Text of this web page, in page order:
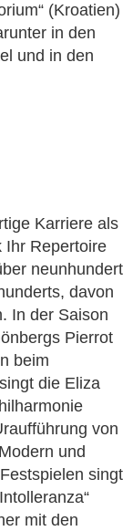
(Kroatien)
in den
und in den
Karriere als
Ihr Repertoire
neunhundert
davon
In der Saison
Pierrot
beim
die Eliza
von
und
singt
mit den